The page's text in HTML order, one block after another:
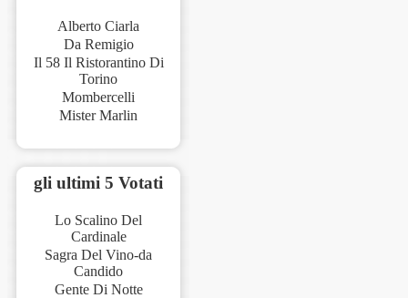
Alberto Ciarla
Da Remigio
Il 58 Il Ristorantino Di
Torino
Mombercelli
Mister Marlin
gli ultimi 5 Votati
Lo Scalino Del
Cardinale
Sagra Del Vino-da
Candido
Gente Di Notte